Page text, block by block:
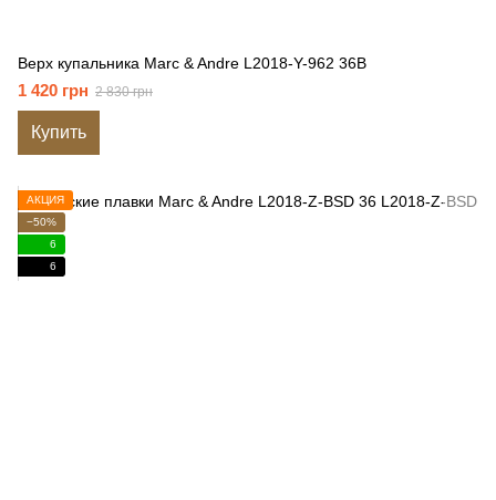
Верх купальника Marc & Andre L2018-Y-962 36B
1 420 грн 2 830 грн
Купить
АКЦИЯ
−50%
6
6